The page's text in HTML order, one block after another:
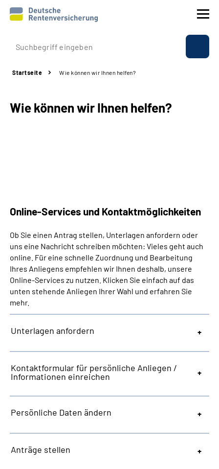
Prävention
Rente
Online-Services
Suche
Language
Inhalte in Gebärdensprache (DGS)
Mein Kundenportal
Startseite Wie können wir Ihnen helfen?
Wie können wir Ihnen helfen?
Online-Services und Kontaktmöglichkeiten
Ob Sie einen Antrag stellen, Unterlagen anfordern oder
uns eine Nachricht schreiben möchten: Vieles geht auch
online. Für eine schnelle Zuordnung und Bearbeitung
Ihres Anliegens empfehlen wir Ihnen deshalb, unsere
Online-Services zu nutzen. Klicken Sie einfach auf das
unten stehende Anliegen Ihrer Wahl und erfahren Sie
mehr.
Unterlagen anfordern
Kontaktformular für persönliche Anliegen /
Informationen einreichen
Persönliche Daten ändern
Anträge stellen